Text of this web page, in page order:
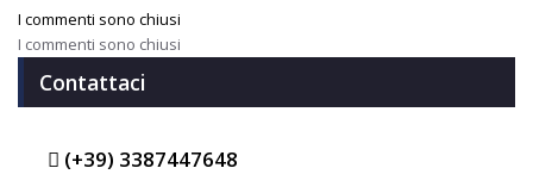
I commenti sono chiusi
I commenti sono chiusi
Contattaci
(+39) 3387447648